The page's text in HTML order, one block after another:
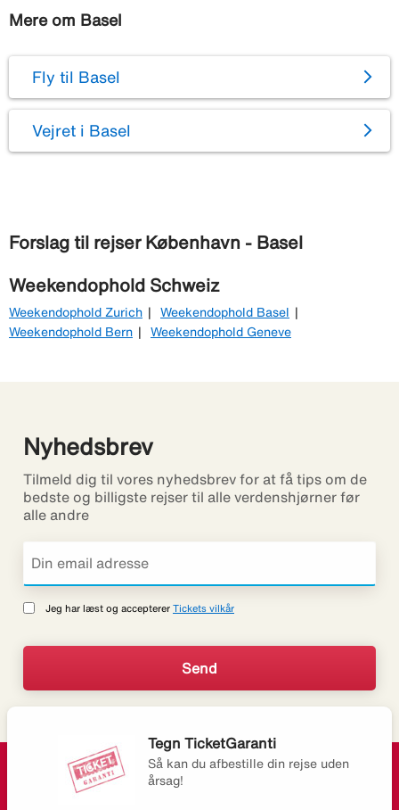
Mere om Basel
Fly til Basel
Vejret i Basel
Forslag til rejser København - Basel
Weekendophold Schweiz
Weekendophold Zurich
Weekendophold Basel
Weekendophold Bern
Weekendophold Geneve
Nyhedsbrev
Tilmeld dig til vores nyhedsbrev for at få tips om de
bedste og billigste rejser til alle verdenshjørner før
alle andre
Jeg har læst og accepterer Tickets vilkår
Tegn TicketGaranti
Så kan du afbestille din rejse uden
årsag!